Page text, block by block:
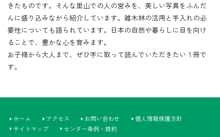
きたものです。そんな里山での人の営みを、美しい写真をふんだ
んに盛り込みながら紹介しています。雑木林の活用と手入れの必
要性についても語られています。日本の自然や暮らしに目を向け
ることで、豊かな心を育みます。
お子様から大人まで、ぜひ手に取って読んでいただきたい１冊で
す。
ホーム アクセス お問い合わせ
個人情報保護方針
サイトマップ
センター条例・規約